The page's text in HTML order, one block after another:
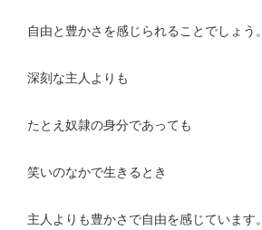
自由と豊かさを感じられることでしょう。
深刻な主人よりも
たとえ奴隷の身分であっても
笑いのなかで生きるとき
主人よりも豊かさで自由を感じています。